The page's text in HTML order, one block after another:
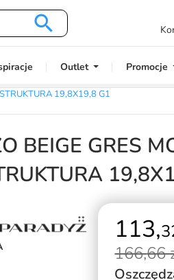

Outlet Promocje
19,8X19,8 G1
BEIGE GRES
113,
166,66